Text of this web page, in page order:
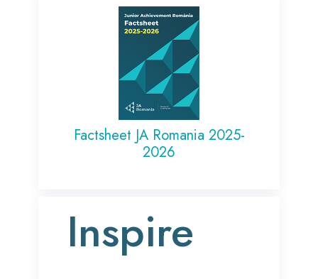
Factsheet JA Romania 2025-
2026
Inspire